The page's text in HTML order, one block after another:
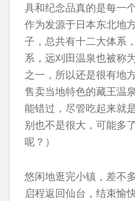
具和纪念品真的是每一
作为发源于日本东北地
子，总共有十二大体系
系，远刈田温泉也被称
之一，所以还是很有地
售卖当地特色的藏王温
能错过，尽管吃起来就
别也不是很大，可能多
呢？）
悠闲地逛完小镇，差不
启程返回仙台，结束愉